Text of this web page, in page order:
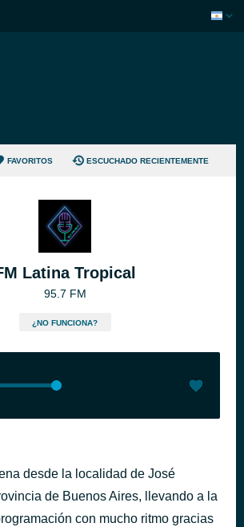
FAVORITOS ESCUCHADO RECIENTEMENTE
Latina Tropical
95.7 FM
¿NO FUNCIONA?
desde la localidad de José
de Buenos Aires, llevando a la
con mucho ritmo gracias